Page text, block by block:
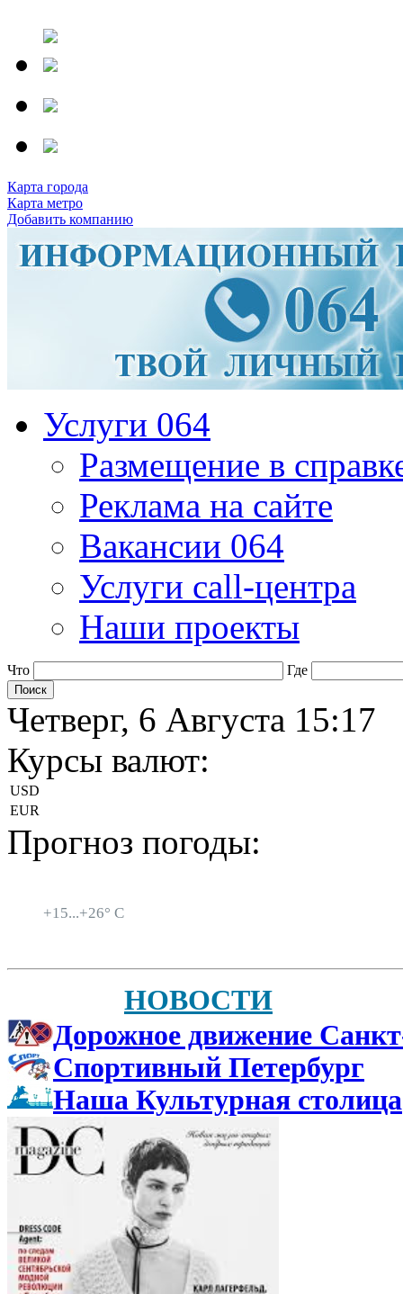
Карта города
Карта метро
Добавить компанию
Услуги 064
Размещение в
Реклама на сайте
Вакансии 064
Услуги call-центра
Наши проекты
Что Где
Четверг, 6 Августа 15:17
Курсы валют:
USD
EUR
Прогноз погоды:
+15...+26° C
НОВОСТИ
Дорожное движение
Спортивный Петербург
Наша Культурная столица